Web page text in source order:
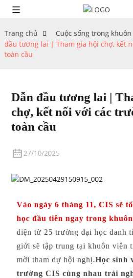
Trang chủ Cuộc sống trong
đầu tương lai | Tham gia hội chợ, kết
toàn cầu
Dẫn đầu tương lai |
chợ, kết nối với các
toàn cầu
27/10/2025
Vào ngày 6 tháng 11, CIS sẽ
học đầu tiên ngay trong
diện từ 25 trường đại học danh
giới sẽ tập trung tại khuôn viên
mời tham dự hội nghị.Học sinh
trường CIS cùng nhau trải